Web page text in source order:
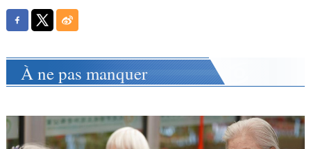
À ne pas manquer